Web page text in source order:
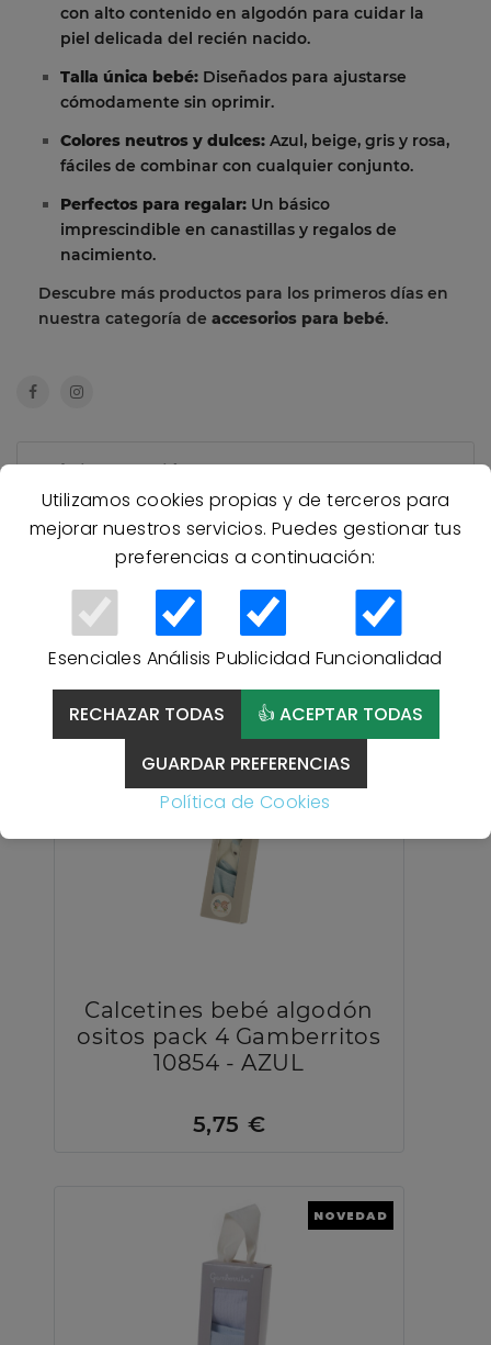
Utilizamos cookies propias y de terceros para
mejorar nuestros servicios. Puedes gestionar tus
preferencias a continuación:
Esenciales Análisis Publicidad Funcionalidad
RECHAZAR TODAS
👍 ACEPTAR TODAS
GUARDAR PREFERENCIAS
Política de Cookies
con alto contenido en algodón para cuidar la
piel delicada del recién nacido.
Talla única bebé: Diseñados para ajustarse
cómodamente sin oprimir.
Colores neutros y dulces: Azul, beige, gris y rosa,
fáciles de combinar con cualquier conjunto.
Perfectos para regalar: Un básico
imprescindible en canastillas y regalos de
nacimiento.
Descubre más productos para los primeros días en
nuestra categoría de accesorios para bebé.
Más información
Preguntas Frecuentes
Productos Relacionados
Calcetines bebé algodón
ositos pack 4 Gamberritos
10854 - AZUL
5,75 €
NOVEDAD